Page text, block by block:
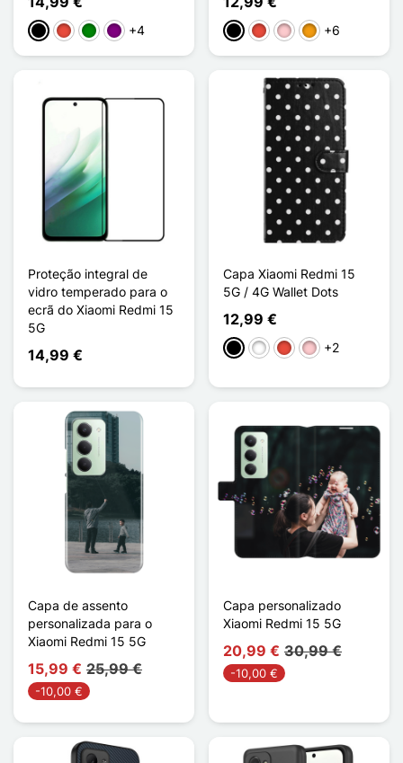
PretoVermelho
VerdePúrpura
+4 PretoVermelho
RosaLaranja
+6
Proteção integral de
vidro temperado para o
ecrã do Xiaomi Redmi 15
5G
14,99 €
Capa Xiaomi Redmi 15
5G / 4G Wallet Dots
12,99 €
PretoBrancoVermelho
Rosa+2
Capa de assento
personalizada para o
Xiaomi Redmi 15 5G
15,99 € 25,99 €
-10,00 €
Capa personalizado
Xiaomi Redmi 15 5G
20,99 € 30,99 €
-10,00 €